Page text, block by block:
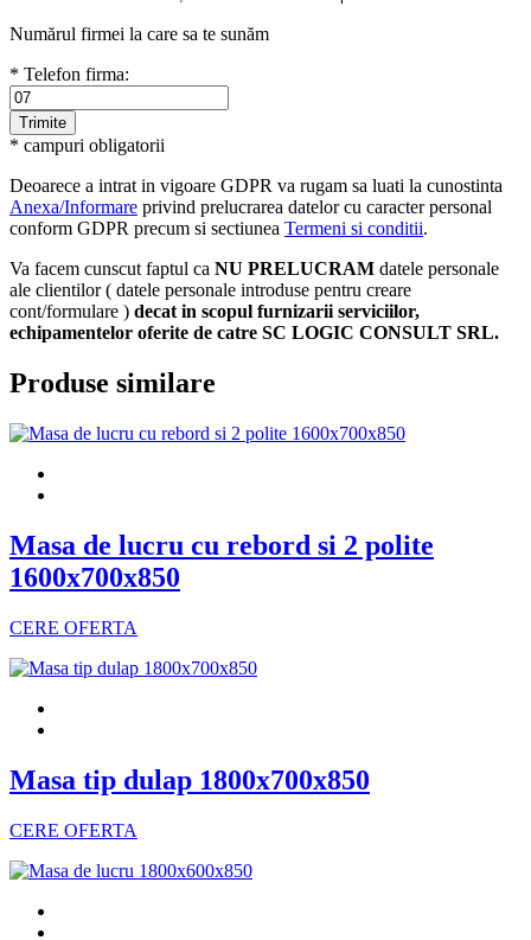
Numărul firmei la care sa te sunăm
* Telefon firma:
* campuri obligatorii
Deoarece a intrat in vigoare GDPR va rugam sa luati la cunostinta
Anexa/Informare privind prelucrarea datelor cu caracter personal
conform GDPR precum si sectiunea Termeni si conditii.
Va facem cunscut faptul ca NU PRELUCRAM datele personale
ale clientilor ( datele personale introduse pentru creare
cont/formulare ) decat in scopul furnizarii serviciilor,
echipamentelor oferite de catre SC LOGIC CONSULT SRL.
Produse similare
Masa de lucru cu rebord si 2 polite
1600x700x850
CERE OFERTA
Masa tip dulap 1800x700x850
CERE OFERTA